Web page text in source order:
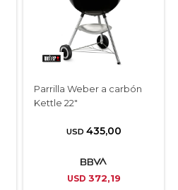
Parrilla Weber a carbón
Kettle 22″
USD 435,00
USD 372,19